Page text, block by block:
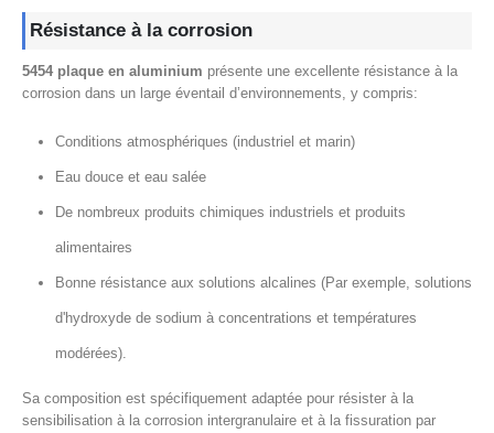
Résistance à la corrosion
5454 plaque en aluminium présente une excellente résistance à la
corrosion dans un large éventail d’environnements, y compris:
Conditions atmosphériques (industriel et marin)
Eau douce et eau salée
De nombreux produits chimiques industriels et produits
alimentaires
Bonne résistance aux solutions alcalines (Par exemple, solutions
d'hydroxyde de sodium à concentrations et températures
modérées).
Sa composition est spécifiquement adaptée pour résister à la
sensibilisation à la corrosion intergranulaire et à la fissuration par